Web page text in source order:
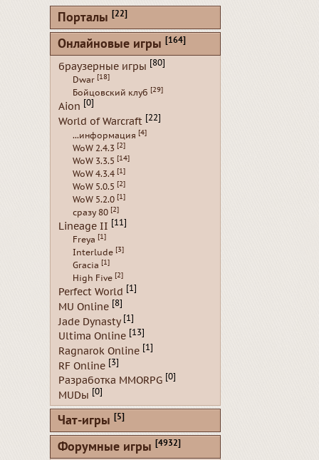
Порталы [22]
Онлайновые игры [164]
браузерные игры [80]
Dwar [18]
Бойцовский клуб [29]
Aion [0]
World of Warcraft [22]
...информация [4]
WoW 2.4.3 [2]
WoW 3.3.5 [14]
WoW 4.3.4 [1]
WoW 5.0.5 [2]
WoW 5.2.0 [1]
сразу 80 [2]
Lineage II [11]
Freya [1]
Interlude [3]
Gracia [1]
High Five [2]
Perfect World [1]
MU Online [8]
Jade Dynasty [1]
Ultima Online [13]
Ragnarok Online [1]
RF Online [3]
Разработка MMORPG [0]
MUDы [0]
Чат-игры [5]
Форумные игры [4932]